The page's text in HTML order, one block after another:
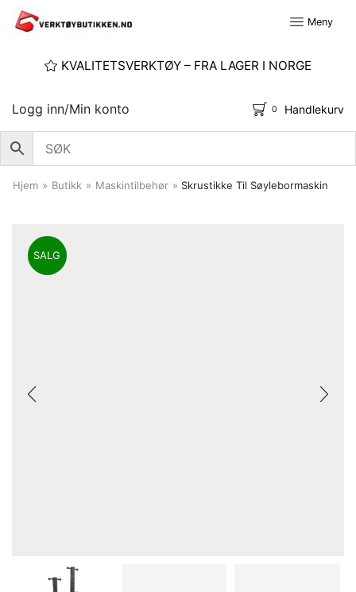
Meny
KVALITETSVERKTØY – FRA LAGER I NORGE
Logg inn/Min konto 0 Handlekurv
Hjem » Butikk » Maskintilbehør » Skrustikke Til Søylebormaskin
SALG